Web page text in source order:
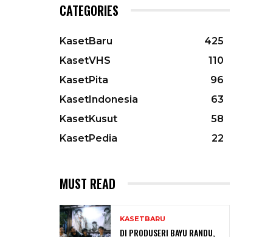
CATEGORIES
KasetBaru
425
KasetVHS
110
KasetPita
96
KasetIndonesia
63
KasetKusut
58
KasetPedia
22
MUST READ
KASETBARU
DI PRODUSERI BAYU RANDU,